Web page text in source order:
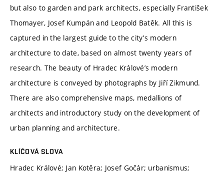
but also to garden and park architects, especially František
Thomayer, Josef Kumpán and Leopold Batěk. All this is
captured in the largest guide to the city’s modern
architecture to date, based on almost twenty years of
research. The beauty of Hradec Králové’s modern
architecture is conveyed by photographs by Jiří Zikmund.
There are also comprehensive maps, medallions of
architects and introductory study on the development of
urban planning and architecture.
KLÍČOVÁ SLOVA
Hradec Králové; Jan Kotěra; Josef Gočár; urbanismus;